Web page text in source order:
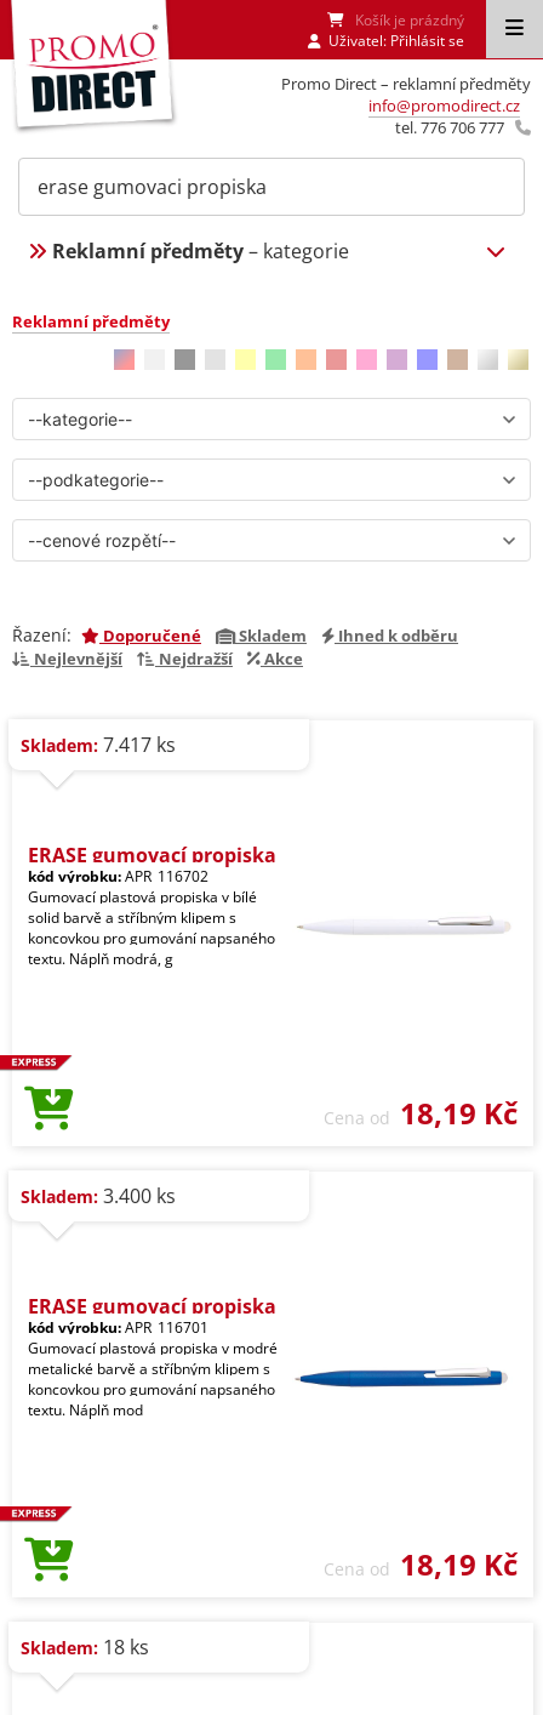
Promo Direct – reklamní předměty
info@promodirect.cz
tel. 776 706 777
Košík je prázdný
Uživatel: Přihlásit se
Reklamní předměty– kategorie
Reklamní předměty
Řazení: Doporučené Skladem
Ihned k odběru
Nejlevnější
Nejdražší Akce
Skladem: 7.417 ks
ERASE gumovací propiska
kód výrobku:APR_116702
Gumovací plastová propiska v bílé
solid barvě a stříbným klipem s
koncovkou pro gumování napsaného
textu. Náplň modrá, g
Cena od 18,19 Kč
Skladem: 3.400 ks
ERASE gumovací propiska
kód výrobku:APR_116701
Gumovací plastová propiska v modré
metalické barvě a stříbným klipem s
koncovkou pro gumování napsaného
textu. Náplň mod
Cena od 18,19 Kč
Skladem: 18 ks